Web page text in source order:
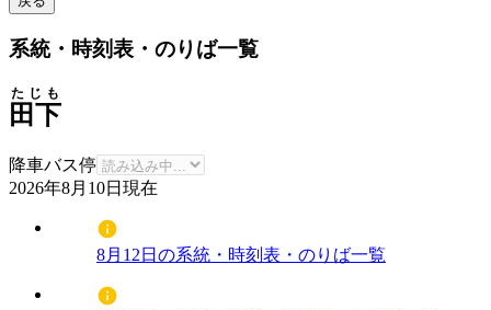
系統・時刻表・のりば一覧
田下
たじも
降車バス停
2026年8月10日 現在
8月12日の系統・時刻表・のりば一覧